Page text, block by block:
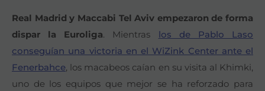
Real Madrid y Maccabi Tel Aviv empezaron de forma
dispar la Euroliga. Mientras los de Pablo Laso
conseguían una victoria en el WiZink Center ante el
Fenerbahce, los macabeos caían en su visita al Khimki,
uno de los equipos que mejor se ha reforzado para